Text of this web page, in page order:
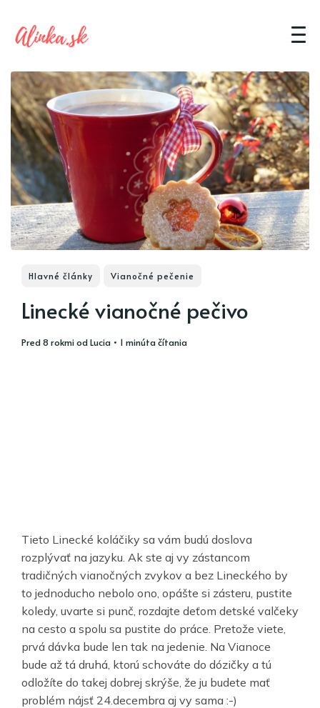
Hlavné články Vianočné pečenie
Linecké vianočné pečivo
pred 8 rokmiodLucia • 1 minúta čítania
Tieto Linecké koláčiky sa vám budú doslova
rozplývať na jazyku. Ak ste aj vy zástancom
tradičných vianočných zvykov a bez Lineckého by
to jednoducho nebolo ono, opášte si zásteru, pustite
koledy, uvarte si punč, rozdajte deťom detské valčeky
na cesto a spolu sa pustite do práce. Pretože viete,
prvá dávka bude len tak na jedenie. Na Vianoce
bude až tá druhá, ktorú schováte do dózičky a tú
odložíte do takej dobrej skrýše, že ju budete mať
problém nájsť 24.decembra aj vy sama :-)